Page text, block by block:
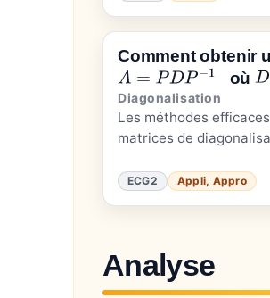
Comment obtenir
A=PDP−1 où D
Diagonalisation
Les méthodes
matrices de
ECG2 Appli, Appro
Analyse